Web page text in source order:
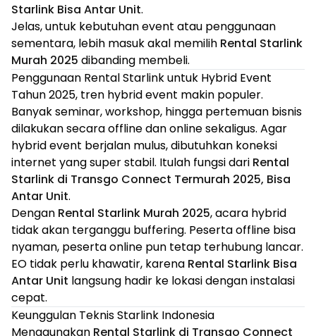
Starlink Bisa Antar Unit.
Jelas, untuk kebutuhan event atau penggunaan
sementara, lebih masuk akal memilih Rental Starlink
Murah 2025 dibanding membeli.
Penggunaan Rental Starlink untuk Hybrid Event
Tahun 2025, tren hybrid event makin populer.
Banyak seminar, workshop, hingga pertemuan bisnis
dilakukan secara offline dan online sekaligus. Agar
hybrid event berjalan mulus, dibutuhkan koneksi
internet yang super stabil. Itulah fungsi dari Rental
Starlink di Transgo Connect Termurah 2025, Bisa
Antar Unit.
Dengan Rental Starlink Murah 2025, acara hybrid
tidak akan terganggu buffering. Peserta offline bisa
nyaman, peserta online pun tetap terhubung lancar.
EO tidak perlu khawatir, karena Rental Starlink Bisa
Antar Unit langsung hadir ke lokasi dengan instalasi
cepat.
Keunggulan Teknis Starlink Indonesia
Menggunakan Rental Starlink di Transgo Connect